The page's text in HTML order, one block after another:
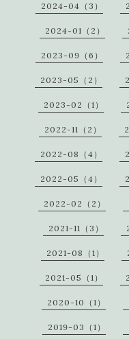
2024-04（3）
2024-01（2）
2023-09（6）
2023-05（2）
2023-02（1）
2022-11（2）
2022-08（4）
2022-05（4）
2022-02（2）
2021-11（3）
2021-08（1）
2021-05（1）
2020-10（1）
2019-03（1）